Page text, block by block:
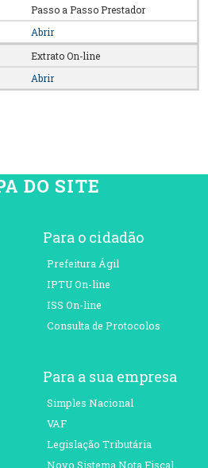
Passo a Passo Prestador
Abrir
Extrato On-line
Abrir
DO SITE
Para o cidadão
Prefeitura Ágil
IPTU On-line
ISS On-line
Consulta de Protocolos
Para a sua empresa
Simples Nacional
VAF
Legislação Tributária
Novo Sistema Nota Fiscal